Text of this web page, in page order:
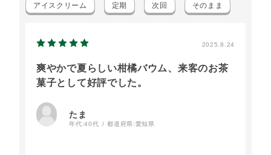
アイスクリーム 定期 次回 そのまま
2025.8.24
爽やかで夏らしい柑橘バウム、来客のお茶
菓子として好評でした。
たま
年代:40代 都道府県:愛知県